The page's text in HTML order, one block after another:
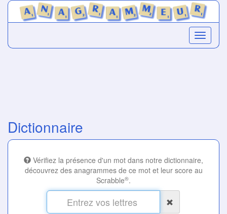
Dictionnaire
Vérifiez la présence d'un mot dans notre dictionnaire,
découvrez des anagrammes de ce mot et leur score au
Scrabble®.